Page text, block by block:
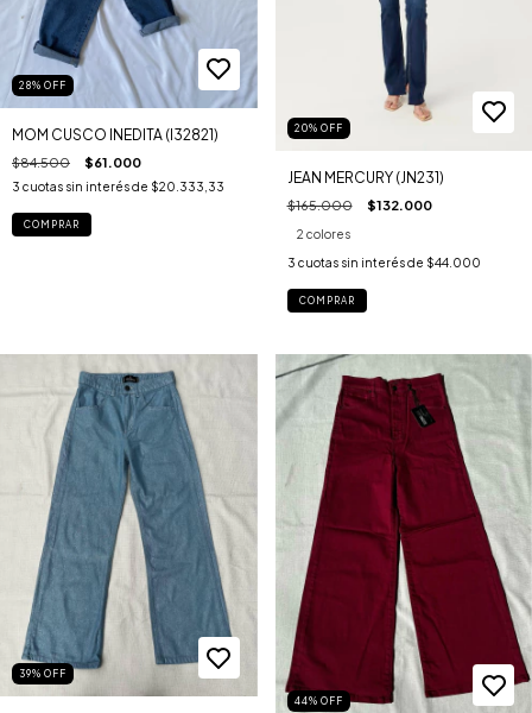
28% OFF
MOM CUSCO INEDITA (I32821)
$84.500 $61.000
3 cuotas sin interés de $20.333,33
COMPRAR
20% OFF
JEAN MERCURY (JN231)
$165.000 $132.000
2 colores
3 cuotas sin interés de $44.000
COMPRAR
39% OFF
44% OFF